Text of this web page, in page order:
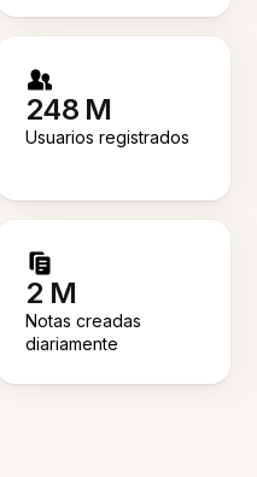
248 M
Usuarios registrados
2 M
Notas creadas
diariamente